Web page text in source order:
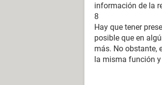
información de la
8
Hay que tener
posible que en
más. No obstante,
la misma función